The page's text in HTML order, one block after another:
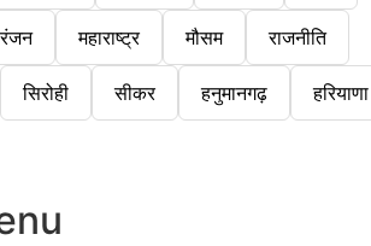
महाराष्ट्र मौसम राजनीति
सिरोही सीकर हनुमानगढ़ हरियाणा